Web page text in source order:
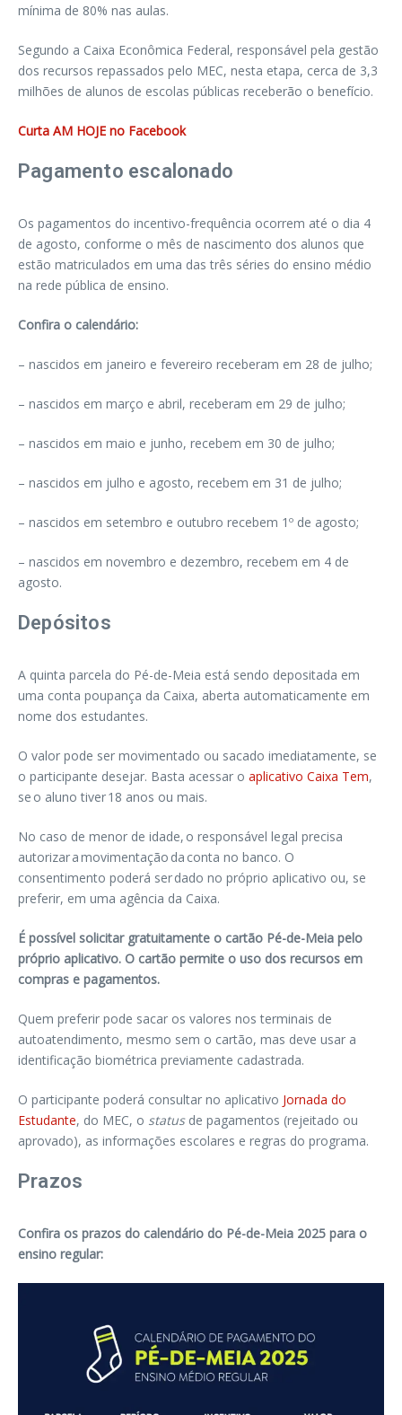
mínima de 80% nas aulas.
Segundo a Caixa Econômica Federal, responsável pela gestão
dos recursos repassados pelo MEC, nesta etapa, cerca de 3,3
milhões de alunos de escolas públicas receberão o benefício.
Curta AM HOJE no Facebook
Pagamento escalonado
Os pagamentos do incentivo-frequência ocorrem até o dia 4
de agosto, conforme o mês de nascimento dos alunos que
estão matriculados em uma das três séries do ensino médio
na rede pública de ensino.
Confira o calendário:
– nascidos em janeiro e fevereiro receberam em 28 de julho;
– nascidos em março e abril, receberam em 29 de julho;
– nascidos em maio e junho, recebem em 30 de julho;
– nascidos em julho e agosto, recebem em 31 de julho;
– nascidos em setembro e outubro recebem 1º de agosto;
– nascidos em novembro e dezembro, recebem em 4 de
agosto.
Depósitos
A quinta parcela do Pé-de-Meia está sendo depositada em
uma conta poupança da Caixa, aberta automaticamente em
nome dos estudantes.
O valor pode ser movimentado ou sacado imediatamente, se
o participante desejar. Basta acessar o aplicativo Caixa Tem,
se o aluno tiver 18 anos ou mais.
No caso de menor de idade, o responsável legal precisa
autorizar a movimentação da conta no banco. O
consentimento poderá ser dado no próprio aplicativo ou, se
preferir, em uma agência da Caixa.
É possível solicitar gratuitamente o cartão Pé-de-Meia pelo
próprio aplicativo. O cartão permite o uso dos recursos em
compras e pagamentos.
Quem preferir pode sacar os valores nos terminais de
autoatendimento, mesmo sem o cartão, mas deve usar a
identificação biométrica previamente cadastrada.
O participante poderá consultar no aplicativo Jornada do
Estudante, do MEC, o statusde pagamentos (rejeitado ou
aprovado), as informações escolares e regras do programa.
Prazos
Confira os prazos do calendário do Pé-de-Meia 2025 para o
ensino regular: